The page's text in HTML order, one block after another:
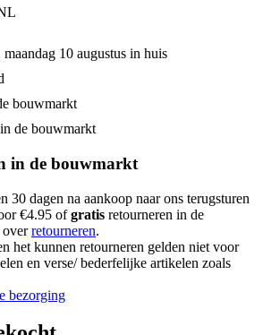
maandag 10 augustus in huis
bouwmarkt
de bouwmarkt
in de bouwmarkt
30 dagen na aankoop naar ons terugsturen
€4.95 ofgratis retourneren in de
overretourneren.
het kunnen retourneren gelden niet voor
en verse/ bederfelijke artikelen zoals
bezorging